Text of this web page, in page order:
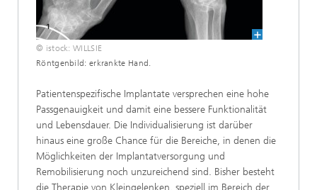
© istock: WILLSIE
Röntgenbild: erkrankte Hand.
Patientenspezifische Implantate versprechen eine hohe
Pass­genauigkeit und damit eine bessere Funktionalität
und Lebens­dauer. Die Individualisierung ist darüber
hinaus eine große Chance für die Bereiche, in denen die
Möglichkeiten der Im­plantatversorgung und
Remobilisierung noch unzureichend sind. Bisher besteht